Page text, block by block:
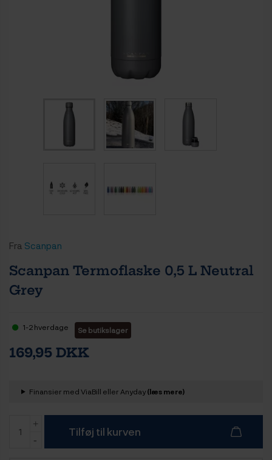
Fra Scanpan
Scanpan Termoflaske 0,5 L Neutral
Grey
1-2 hverdage Se butikslager
169,95 DKK
Finansier med ViaBill eller Anyday(læs mere)
Tilføj til kurven